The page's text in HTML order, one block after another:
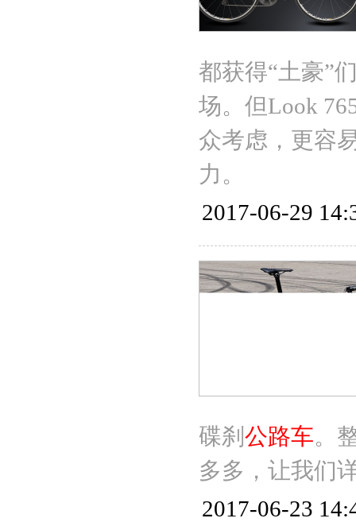
都获得“土豪”
场。但Look
众考虑，更容
力。
2017-06-29
碟刹 公路车。
多多，让我们
2017-06-23